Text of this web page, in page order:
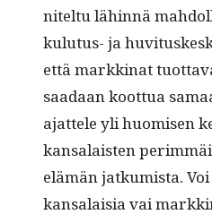
nitel­tu lähin­nä
kulu­tus- ja
että markki­nat
saadaan koot­tua
ajat­tele yli huomisen
kansalais­ten
elämän jatku­mista.
kansalaisia vai